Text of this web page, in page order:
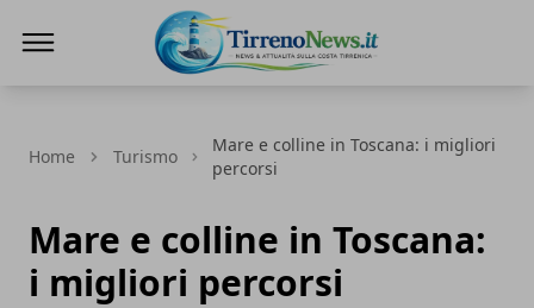
Home Turismo
Mare e colline in Toscana: i migliori
percorsi
Mare e colline in Toscana:
i migliori percorsi